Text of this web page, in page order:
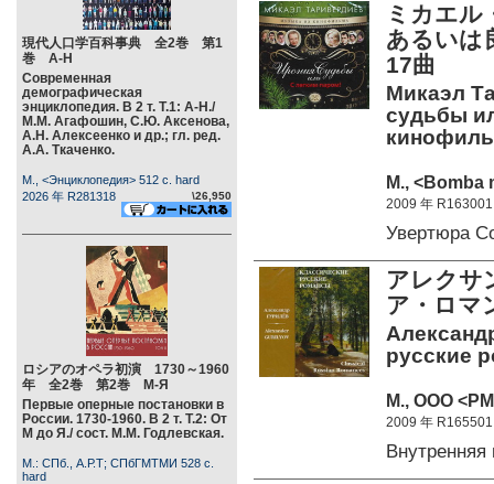
現代人口学百科事典 全2巻 第1
巻 А-Н
Современная
демографическая
энциклопедия. В 2 т. Т.1: А-Н./
М.М. Агафошин, С.Ю. Аксенова,
А.Н. Алексеенко и др.; гл. ред.
А.А. Ткаченко.
М., <Энциклопедия> 512 c. hard
2026 年 R281318
\26,950
ロシアのオペラ初演 1730～1960
年 全2巻 第2巻 М-Я
Первые оперные постановки в
России. 1730-1960. В 2 т. Т.2: От
М до Я./ сост. М.М. Годлевская.
М.: СПб., А.Р.Т; СПбГМТМИ 528 c.
hard
ミカエ
あるい
17曲
Микаэл
судьбы
М., <Bomba
2009 年 R163001
Увертюра
アレクサ
ア・ロ
русские
М., ООО
2009 年 R165501